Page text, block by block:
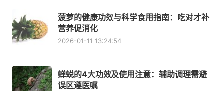
菠萝的健康功效与科学食用指南：吃对才补
营养促消化
2026-01-11 13:24:54
蝉蜕的4大功效及使用注意：辅助调理需避
误区遵医嘱